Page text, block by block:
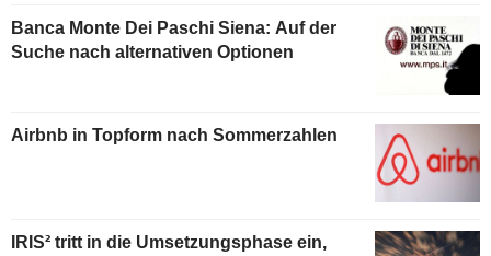
Banca Monte Dei Paschi Siena: Auf der
Suche nach alternativen Optionen
Airbnb in Topform nach Sommerzahlen
IRIS² tritt in die Umsetzungsphase ein,